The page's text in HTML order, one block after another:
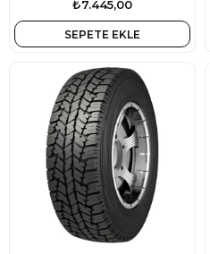
₺7.445,00
SEPETE EKLE